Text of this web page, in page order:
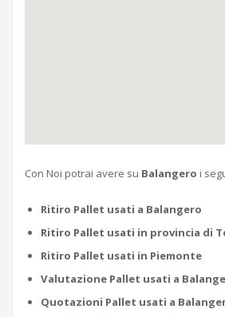
Con Noi potrai avere su Balangero i
Ritiro Pallet usati a Balangero
Ritiro Pallet usati in provincia di
Ritiro Pallet usati in Piemonte
Valutazione Pallet usati a
Quotazioni Pallet usati a